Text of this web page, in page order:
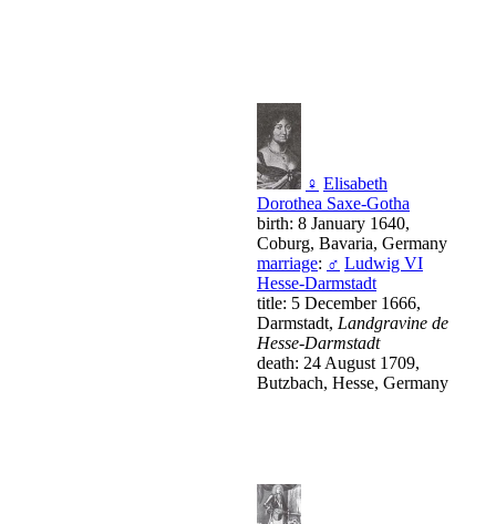
♀ Elisabeth
Dorothea Saxe-Gotha
birth: 8 January 1640,
Coburg, Bavaria, Germany
marriage: ♂ Ludwig VI
Hesse-Darmstadt
title: 5 December 1666,
Darmstadt, Landgravine de
Hesse-Darmstadt
death: 24 August 1709,
Butzbach, Hesse, Germany